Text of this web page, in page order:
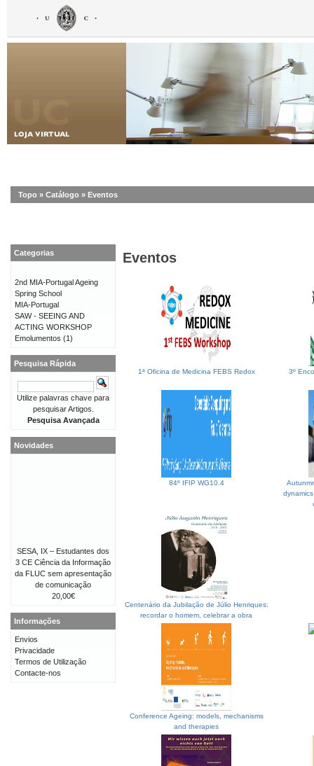
Topo » Catálogo » Eventos
Eventos
1ª Oficina de Medicina FEBS Redox 3º
84º IFIP WG10.4
Centenário da Jubilação de Júlio Henriques:
recordar o homem, celebrar a obra
Conference Ageing: models, mechanisms
and therapies
Categorias
2nd MIA-Portugal Ageing
Spring School
MIA-Portugal
SAW - SEEING AND
ACTING WORKSHOP
Emolumentos (1)
Pesquisa Rápida
Utilize palavras chave para
pesquisar Artigos.
Pesquisa Avançada
Novidades
SESA, IX – Estudantes dos
3 CE Ciência da Informação
da FLUC sem apresentação
de comunicação
20,00€
Informações
Envios
Privacidade
Termos de Utilização
Contacte-nos